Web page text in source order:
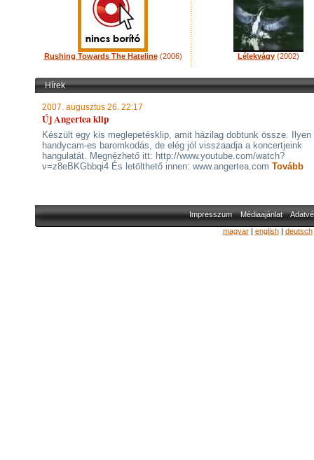
Rushing Towards The Hateline(2006) Lélekvágy (2002)
Hírek
2007. augusztus 26. 22:17
Új Angertea klip
Készült egy kis meglepetésklip, amit házilag dobtunk össze. Ilyen
handycam-es baromkodás, de elég jól visszaadja a koncertjeink
hangulatát. Megnézhető itt: http://www.youtube.com/watch?
v=z8eBKGbbqi4 És letölthető innen: www.angertea.com Tovább
Impresszum Médiaajánlat
magyar| english| deutsch